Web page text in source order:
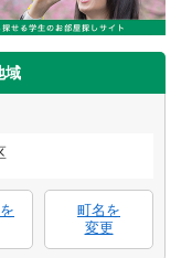
域
町名を
変更